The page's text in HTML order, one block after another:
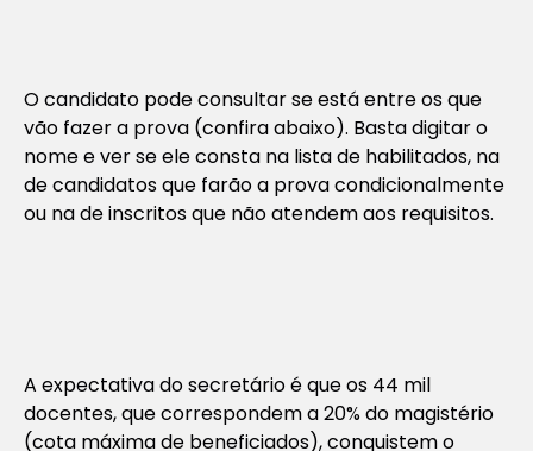
O candidato pode consultar se está entre os que
vão fazer a prova (confira abaixo). Basta digitar o
nome e ver se ele consta na lista de habilitados, na
de candidatos que farão a prova condicionalmente
ou na de inscritos que não atendem aos requisitos.
A expectativa do secretário é que os 44 mil
docentes, que correspondem a 20% do magistério
(cota máxima de beneficiados), conquistem o